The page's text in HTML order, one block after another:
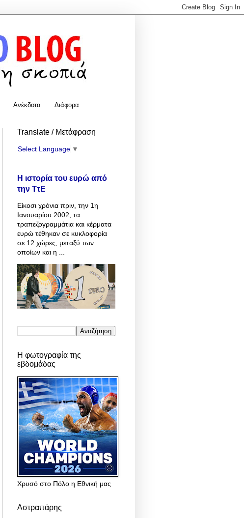
Ανέκδοτα Διάφορα
Translate / Μετάφραση
Select Language ▼
Η ιστορία του ευρώ από
την ΤτΕ
Είκοσι χρόνια πριν, την 1η
Ιανουαρίου 2002, τα
τραπεζογραμμάτια και κέρματα
ευρώ τέθηκαν σε κυκλοφορία
σε 12 χώρες, μεταξύ των
οποίων και η ...
Η φωτογραφία της
εβδομάδας
Χρυσό στο Πόλο η Εθνική μας
Αστραπάρης